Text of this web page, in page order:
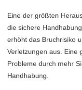
Eine der größten
die sichere
erhöht das Bruchrisiko
Verletzungen aus. Eine
Probleme durch mehr
Handhabung.